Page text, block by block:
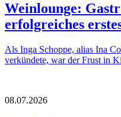
Weinlounge:
erfolgreiches
Als Inga Schoppe, alias Ina
verkündete, war der Frust in
08.07.2026